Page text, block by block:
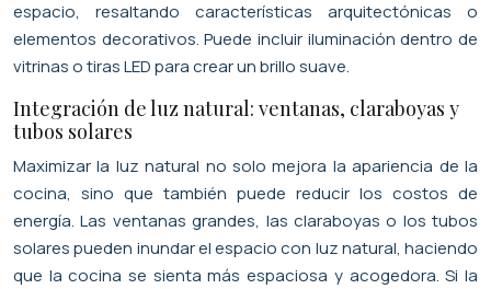
espacio, resaltando características arquitectónicas o
elementos decorativos. Puede incluir iluminación dentro de
vitrinas o tiras LED para crear un brillo suave.
Integración de luz natural: ventanas, claraboyas y
tubos solares
Maximizar la luz natural no solo mejora la apariencia de la
cocina, sino que también puede reducir los costos de
energía. Las ventanas grandes, las claraboyas o los tubos
solares pueden inundar el espacio con luz natural, haciendo
que la cocina se sienta más espaciosa y acogedora. Si la